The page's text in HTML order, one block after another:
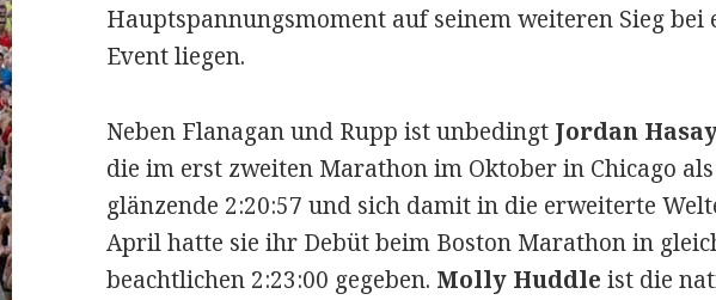
Hauptspannungsmoment auf seinem weiteren Sieg bei
Event liegen.
Neben Flanagan und Rupp ist unbedingt Jordan
die im erst zweiten Marathon im Oktober in Chicago
glänzende 2:20:57 und sich damit in die erweiterte
April hatte sie ihr Debüt beim Boston Marathon in
beachtlichen 2:23:00 gegeben. Molly Huddle ist die